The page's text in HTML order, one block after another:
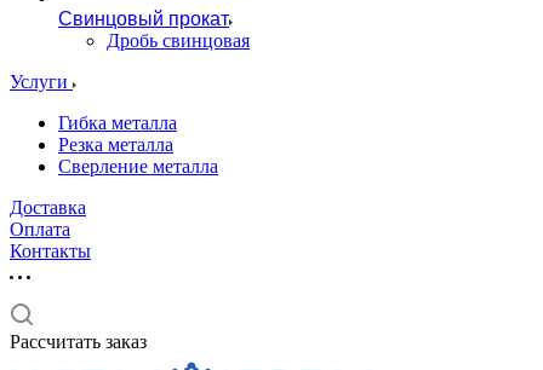
Свинцовый прокат
Дробь свинцовая
Услуги
Гибка металла
Резка металла
Сверление металла
Доставка
Оплата
Контакты
Рассчитать заказ